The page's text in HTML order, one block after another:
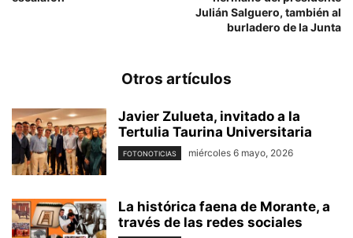
Julián Salguero, también al
burladero de la Junta
Otros artículos
Javier Zulueta, invitado a la
Tertulia Taurina Universitaria
FOTONOTICIAS miércoles 6 mayo, 2026
La histórica faena de Morante, a
través de las redes sociales